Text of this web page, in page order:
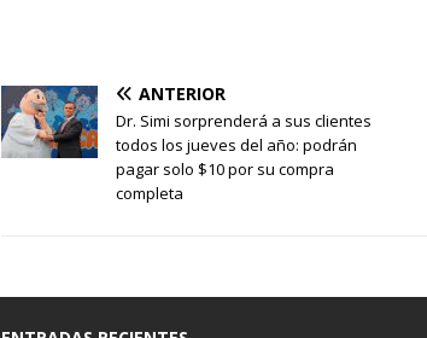
ANTERIOR
Dr. Simi sorprenderá a sus clientes
todos los jueves del año: podrán
pagar solo $10 por su compra
completa